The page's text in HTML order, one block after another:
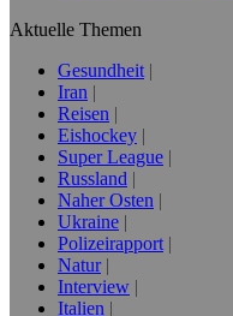
Aktuelle Themen
Gesundheit
Iran
Reisen
Eishockey
Super League
Russland
Naher Osten
Ukraine
Polizeirapport
Natur
Interview
Italien